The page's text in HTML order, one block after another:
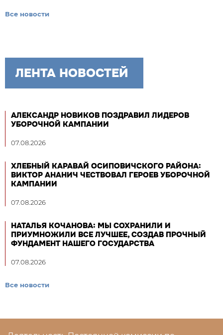
Все новости
ЛЕНТА НОВОСТЕЙ
АЛЕКСАНДР НОВИКОВ ПОЗДРАВИЛ ЛИДЕРОВ
УБОРОЧНОЙ КАМПАНИИ
07.08.2026
ХЛЕБНЫЙ КАРАВАЙ ОСИПОВИЧСКОГО РАЙОНА:
ВИКТОР АНАНИЧ ЧЕСТВОВАЛ ГЕРОЕВ УБОРОЧНОЙ
КАМПАНИИ
07.08.2026
НАТАЛЬЯ КОЧАНОВА: МЫ СОХРАНИЛИ И
ПРИУМНОЖИЛИ ВСЕ ЛУЧШЕЕ, СОЗДАВ ПРОЧНЫЙ
ФУНДАМЕНТ НАШЕГО ГОСУДАРСТВА
07.08.2026
Все новости